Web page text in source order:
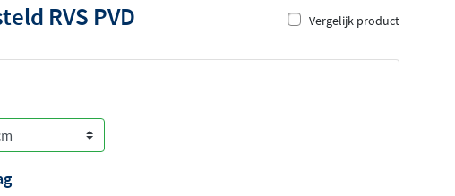
RVS PVD Vergelijk product